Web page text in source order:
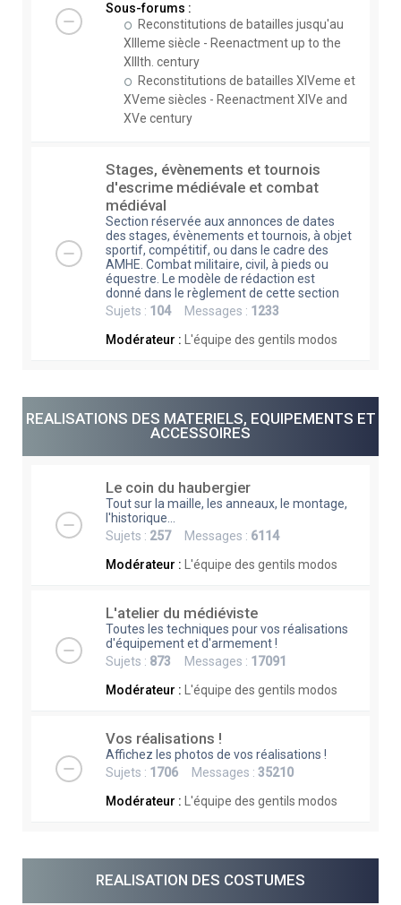
Sous-forums :
Reconstitutions de batailles jusqu'au
XIIIeme siècle - Reenactment up to the
XIIIth. century
Reconstitutions de batailles XIVeme et
XVeme siècles - Reenactment XIVe and
XVe century
Stages, évènements et tournois
d'escrime médiévale et combat
médiéval
Section réservée aux annonces de dates
des stages, évènements et tournois, à objet
sportif, compétitif, ou dans le cadre des
AMHE. Combat militaire, civil, à pieds ou
équestre. Le modèle de rédaction est
donné dans le règlement de cette section
Sujets : 104Messages : 1233
Modérateur :
L'équipe des gentils modos
REALISATIONS DES MATERIELS, EQUIPEMENTS ET
ACCESSOIRES
Le coin du haubergier
Tout sur la maille, les anneaux, le montage,
l'historique...
Sujets : 257Messages : 6114
Modérateur :
L'équipe des gentils modos
L'atelier du médiéviste
Toutes les techniques pour vos réalisations
d'équipement et d'armement !
Sujets : 873 Messages : 17091
Modérateur :
L'équipe des gentils modos
Vos réalisations !
Affichez les photos de vos réalisations !
Sujets : 1706 Messages : 35210
Modérateur :
L'équipe des gentils modos
REALISATION DES COSTUMES